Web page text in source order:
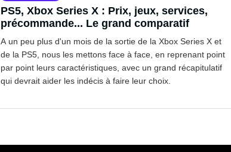
PS5, Xbox Series X : Prix, jeux, services,
précommande... Le grand comparatif
A un peu plus d'un mois de la sortie de la Xbox Series X et
de la PS5, nous les mettons face à face, en reprenant point
par point leurs caractéristiques, avec un grand récapitulatif
qui devrait aider les indécis à faire leur choix.